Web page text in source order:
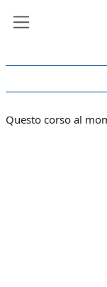
Questo corso al